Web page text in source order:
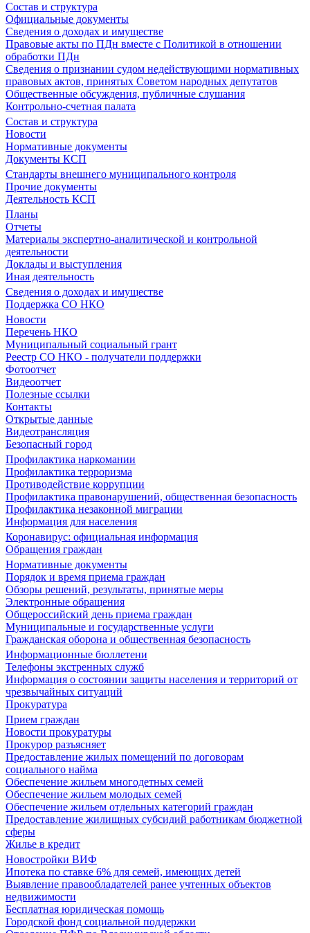
Состав и структура
Официальные документы
Сведения о доходах и имуществе
Правовые акты по ПДн вместе с Политикой в отношении
обработки ПДн
Сведения о признании судом недействующими нормативных
правовых актов, принятых Советом народных депутатов
Общественные обсуждения, публичные слушания
Контрольно-счетная палата
Состав и структура
Новости
Нормативные документы
Документы КСП
Стандарты внешнего муниципального контроля
Прочие документы
Деятельность КСП
Планы
Отчеты
Материалы экспертно-аналитической и контрольной
деятельности
Доклады и выступления
Иная деятельность
Сведения о доходах и имуществе
Поддержка СО НКО
Новости
Перечень НКО
Муниципальный социальный грант
Реестр СО НКО - получатели поддержки
Фотоотчет
Видеоотчет
Полезные ссылки
Контакты
Открытые данные
Видеотрансляция
Безопасный город
Профилактика наркомании
Профилактика терроризма
Противодействие коррупции
Профилактика правонарушений, общественная безопасность
Профилактика незаконной миграции
Информация для населения
Коронавирус: официальная информация
Обращения граждан
Нормативные документы
Порядок и время приема граждан
Обзоры решений, результаты, принятые меры
Электронные обращения
Общероссийский день приема граждан
Муниципальные и государственные услуги
Гражданская оборона и общественная безопасность
Информационные бюллетени
Телефоны экстренных служб
Информация о состоянии защиты населения и территорий от
чрезвычайных ситуаций
Прокуратура
Прием граждан
Новости прокуратуры
Прокурор разъясняет
Предоставление жилых помещений по договорам
социального найма
Обеспечение жильем многодетных семей
Обеспечение жильем молодых семей
Обеспечение жильем отдельных категорий граждан
Предоставление жилищных субсидий работникам бюджетной
сферы
Жилье в кредит
Новостройки ВИФ
Ипотека по ставке 6% для семей, имеющих детей
Выявление правообладателей ранее учтенных объектов
недвижимости
Бесплатная юридическая помощь
Городской фонд социальной поддержки